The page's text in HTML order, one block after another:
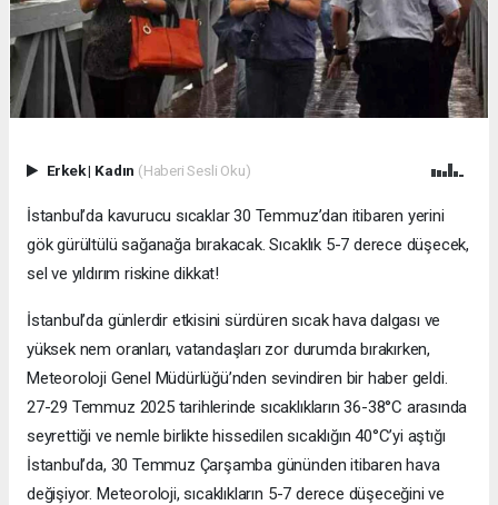
Erkek| Kadın (Haberi Sesli Oku)
İstanbul’da kavurucu sıcaklar 30 Temmuz’dan itibaren yerini
gök gürültülü sağanağa bırakacak. Sıcaklık 5-7 derece düşecek,
sel ve yıldırım riskine dikkat!
İstanbul’da günlerdir etkisini sürdüren sıcak hava dalgası ve
yüksek nem oranları, vatandaşları zor durumda bırakırken,
Meteoroloji Genel Müdürlüğü’nden sevindiren bir haber geldi.
27-29 Temmuz 2025 tarihlerinde sıcaklıkların 36-38°C arasında
seyrettiği ve nemle birlikte hissedilen sıcaklığın 40°C’yi aştığı
İstanbul’da, 30 Temmuz Çarşamba gününden itibaren hava
değişiyor. Meteoroloji, sıcaklıkların 5-7 derece düşeceğini ve